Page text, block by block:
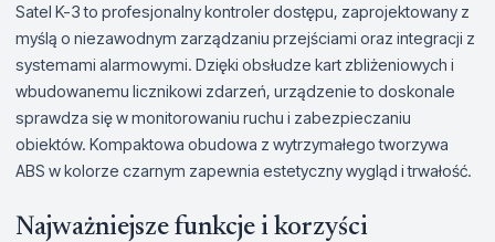
Satel K-3 to profesjonalny kontroler dostępu, zaprojektowany z
myślą o niezawodnym zarządzaniu przejściami oraz integracji z
systemami alarmowymi. Dzięki obsłudze kart zbliżeniowych i
wbudowanemu licznikowi zdarzeń, urządzenie to doskonale
sprawdza się w monitorowaniu ruchu i zabezpieczaniu
obiektów. Kompaktowa obudowa z wytrzymałego tworzywa
ABS w kolorze czarnym zapewnia estetyczny wygląd i trwałość.
Najważniejsze funkcje i korzyści